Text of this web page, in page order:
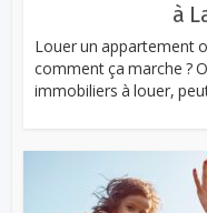
à
Louer un appartement
comment ça marche ?
immobiliers à louer,